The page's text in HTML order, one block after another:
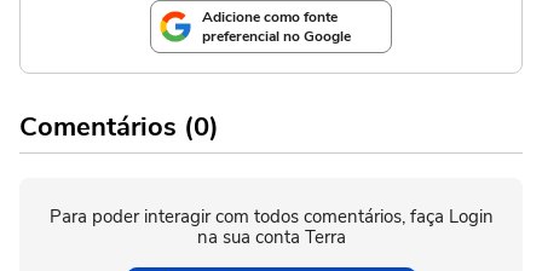
Adicione como fonte
preferencial no Google
Comentários (0)
Para poder interagir com todos comentários, faça Login
na sua conta Terra